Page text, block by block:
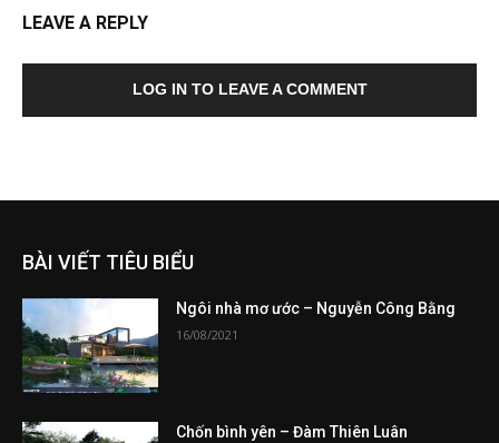
LEAVE A REPLY
LOG IN TO LEAVE A COMMENT
BÀI VIẾT TIÊU BIỂU
Ngôi nhà mơ ước – Nguyễn Công Bằng
16/08/2021
Chốn bình yên – Đàm Thiên Luân